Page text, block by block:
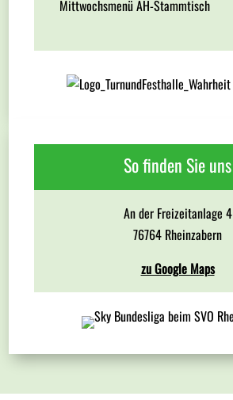
Mittwochsmenü AH-Stammtisch
So finden Sie uns
An der Freizeitanlage 4
76764 Rheinzabern
zu Google Maps